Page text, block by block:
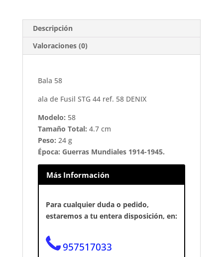
Descripción
Valoraciones (0)
Bala 58
ala de Fusil STG 44 ref. 58 DENIX
Modelo: 58
Tamaño Total: 4.7 cm
Peso: 24 g
Época: Guerras Mundiales 1914-1945.
Más Información
Para cualquier duda o pedido,
estaremos a tu entera disposición, en:
957517033